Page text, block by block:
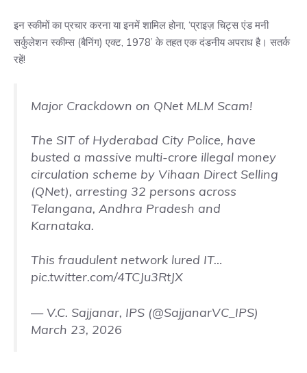
इन स्कीमों का प्रचार करना या इनमें शामिल होना, ‘प्राइज़ चिट्स एंड मनी
सर्कुलेशन स्कीम्स (बैनिंग) एक्ट, 1978’ के तहत एक दंडनीय अपराध है। सतर्क
रहें!
Major Crackdown on QNet MLM Scam!
The SIT of Hyderabad City Police, have
busted a massive multi-crore illegal money
circulation scheme by Vihaan Direct Selling
(QNet), arresting 32 persons across
Telangana, Andhra Pradesh and
Karnataka.
This fraudulent network lured IT…
pic.twitter.com/4TCJu3RtJX
— V.C. Sajjanar, IPS (@SajjanarVC_IPS)
March 23, 2026